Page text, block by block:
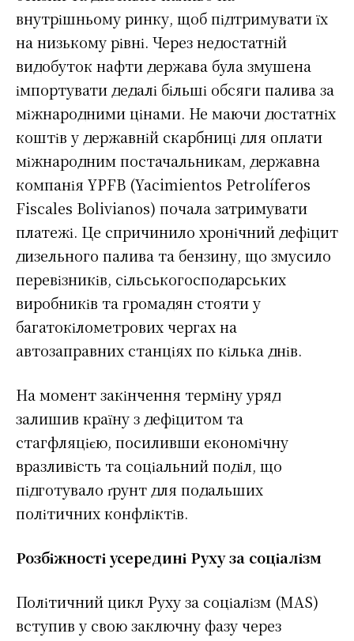
внутрішньому ринку, щоб підтримувати їх
на низькому рівні. Через недостатній
видобуток нафти держава була змушена
імпортувати дедалі більші обсяги палива за
міжнародними цінами. Не маючи достатніх
коштів у державній скарбниці для оплати
міжнародним постачальникам, державна
компанія YPFB (Yacimientos Petrolíferos
Fiscales Bolivianos) почала затримувати
платежі. Це спричинило хронічний дефіцит
дизельного палива та бензину, що змусило
перевізників, сільськогосподарських
виробників та громадян стояти у
багатокілометрових чергах на
автозаправних станціях по кілька днів.
На момент закінчення терміну уряд
залишив країну з дефіцитом та
стагфляцією, посиливши економічну
вразливість та соціальний поділ, що
підготувало ґрунт для подальших
політичних конфліктів.
Розбіжності усередині Руху за соціалізм
Політичний цикл Руху за соціалізм (MAS)
вступив у свою заключну фазу через